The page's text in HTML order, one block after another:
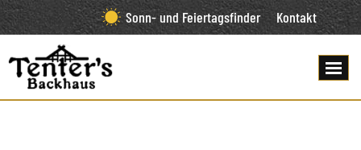
Sonn- und Feiertagsfinder Kontakt